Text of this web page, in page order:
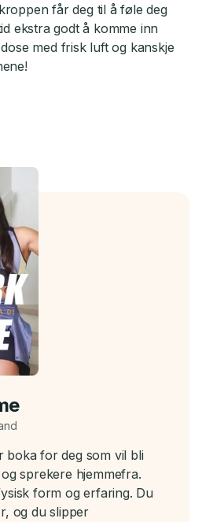
får deg til å føle deg
ekstra godt å komme inn
med frisk luft og kanskje
boka for deg som vil bli
sprekere hjemmefra.
form og erfaring. Du
og du slipper